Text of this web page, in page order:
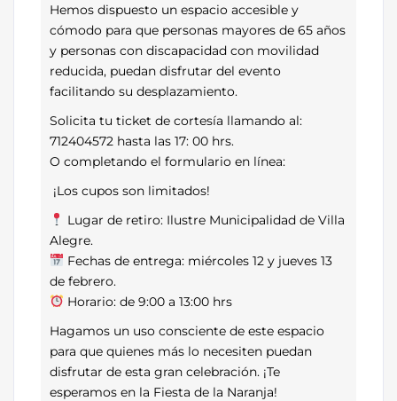
Hemos dispuesto un espacio accesible y
cómodo para que personas mayores de 65 años
y personas con discapacidad con movilidad
reducida, puedan disfrutar del evento
facilitando su desplazamiento.
Solicita tu ticket de cortesía llamando al:
712404572 hasta las 17: 00 hrs.
O completando el formulario en línea:
¡Los cupos son limitados!
Lugar de retiro: Ilustre Municipalidad de Villa
Alegre.
Fechas de entrega: miércoles 12 y jueves 13
de febrero.
Horario: de 9:00 a 13:00 hrs
Hagamos un uso consciente de este espacio
para que quienes más lo necesiten puedan
disfrutar de esta gran celebración. ¡Te
esperamos en la Fiesta de la Naranja!